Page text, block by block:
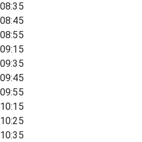
08:35
08:45
08:55
09:15
09:35
09:45
09:55
10:15
10:25
10:35